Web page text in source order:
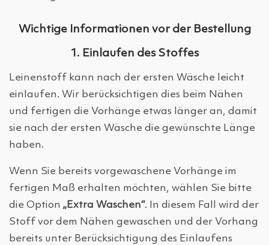
Wichtige Informationen vor der Bestellung
1. Einlaufen des Stoffes
Leinenstoff kann nach der ersten Wäsche leicht
einlaufen. Wir berücksichtigen dies beim Nähen
und fertigen die Vorhänge etwas länger an, damit
sie nach der ersten Wäsche die gewünschte Länge
haben.
Wenn Sie bereits vorgewaschene Vorhänge im
fertigen Maß erhalten möchten, wählen Sie bitte
die Option „Extra Waschen“. In diesem Fall wird der
Stoff vor dem Nähen gewaschen und der Vorhang
bereits unter Berücksichtigung des Einlaufens